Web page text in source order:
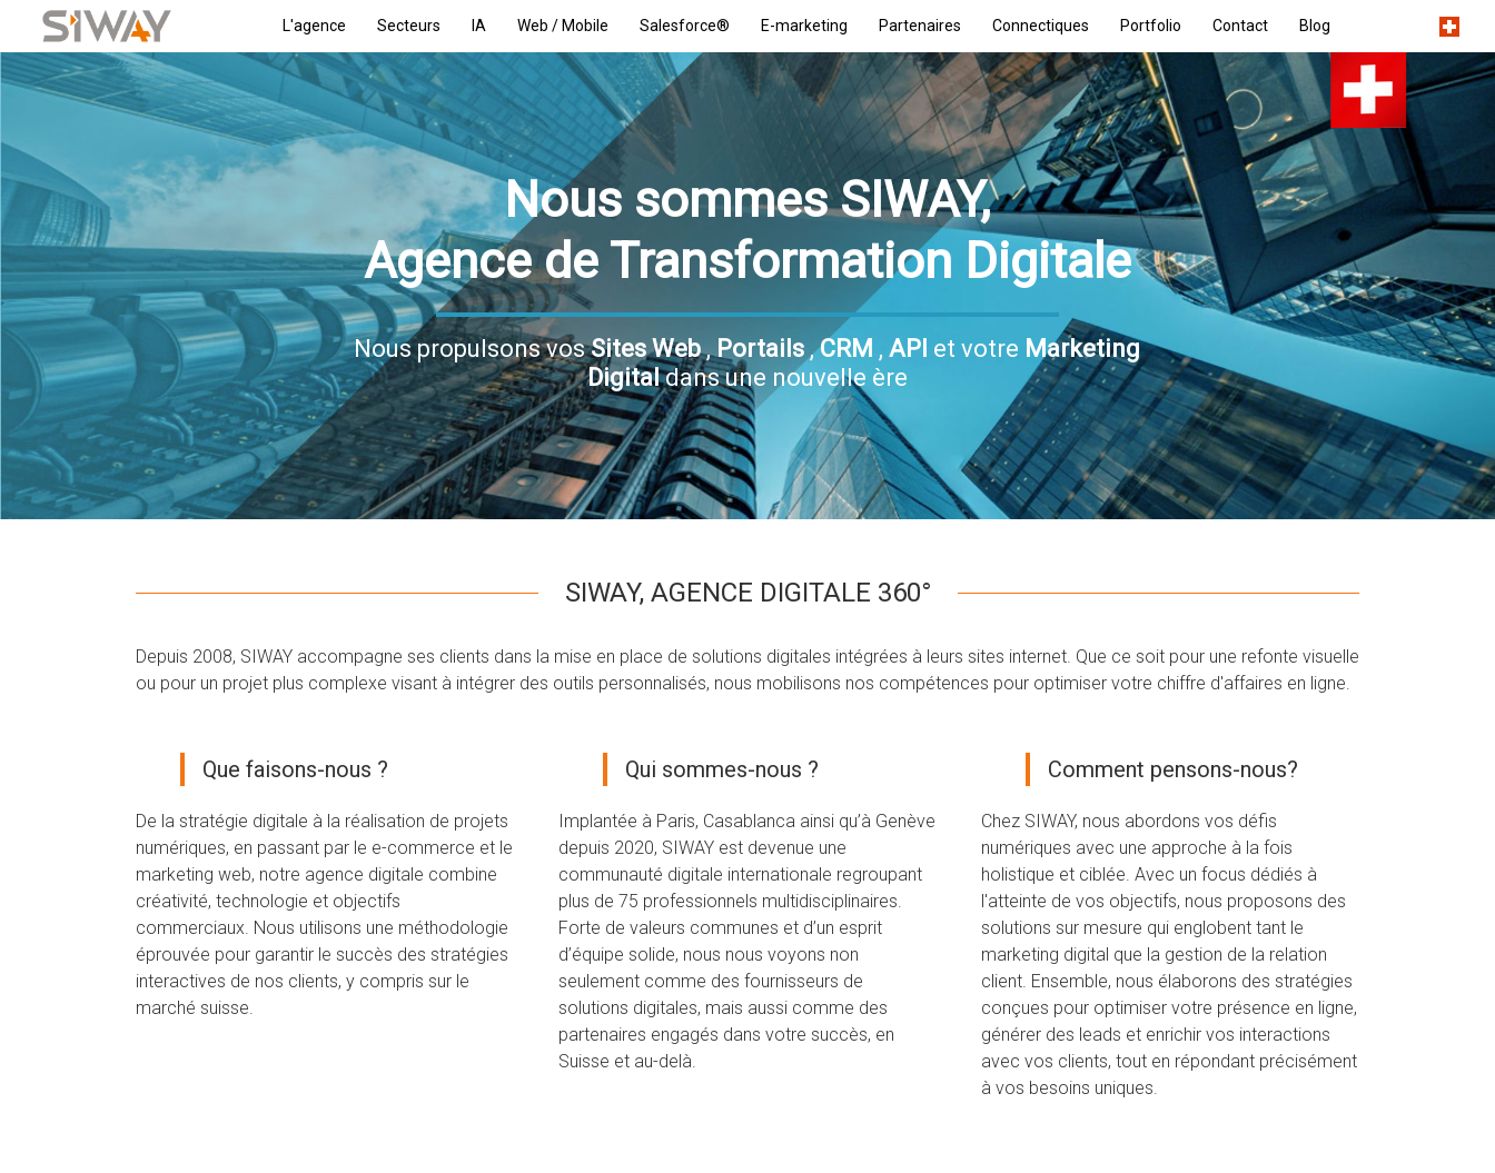
L'agence Secteurs IA Web / Mobile Salesforce® E-marketing Partenaires Connectiques Portfolio Contact Blog
Nous sommes SIWAY,
Agence de Transformation Digitale
Nous propulsons vosSites Web, Portails ,CRM ,API et votre Marketing
Digitaldans une nouvelle ère
SIWAY, AGENCE DIGITALE 360°
Depuis 2008, SIWAY accompagne ses clients dans la mise en place de solutions digitales intégrées à leurs sites internet. Que ce soit pour une refonte visuelle
ou pour un projet plus complexe visant à intégrer des outils personnalisés, nous mobilisons nos compétences pour optimiser votre chiffre d'affaires en ligne.
Que faisons-nous ?
De la stratégie digitale à la réalisation de projets
numériques, en passant par le e-commerce et le
marketing web, notre agence digitale combine
créativité, technologie et objectifs
commerciaux. Nous utilisons une méthodologie
éprouvée pour garantir le succès des stratégies
interactives de nos clients, y compris sur le
marché suisse.
Qui sommes-nous ?
Implantée à Paris, Casablanca ainsi qu’à Genève
depuis 2020, SIWAY est devenue une
communauté digitale internationale regroupant
plus de 75 professionnels multidisciplinaires.
Forte de valeurs communes et d’un esprit
d’équipe solide, nous nous voyons non
seulement comme des fournisseurs de
solutions digitales, mais aussi comme des
partenaires engagés dans votre succès, en
Suisse et au-delà.
Comment pensons-nous?
Chez SIWAY, nous abordons vos défis
numériques avec une approche à la fois
holistique et ciblée. Avec un focus dédiés à
l'atteinte de vos objectifs, nous proposons des
solutions sur mesure qui englobent tant le
marketing digital que la gestion de la relation
client. Ensemble, nous élaborons des stratégies
conçues pour optimiser votre présence en ligne,
générer des leads et enrichir vos interactions
avec vos clients, tout en répondant précisément
à vos besoins uniques.